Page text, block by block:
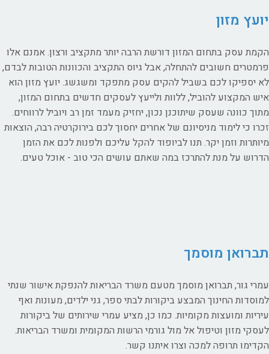
יועץ מזון
הקמת עסק בתחום המזון דורשת הרבה יותר מתקציב ורצון. אמנם אלו
פרמטרים חשובים להתחלה, אבל גיוס התקציב והכוונות הטובות לבדם,
לא יספיקו לכם בשביל להקים עסק מתפקד ומשגשג. יועץ מזון הוא
איש המקצוע להוביל, ללוות ולייעץ לעסקים חדשים בתחום המזון,
מתוך כוונה שעסק שיתוכנן נכון, יחזיק מעמד זמן רב ויוביל לרווחים.
זכרו כי לימוד מניסיונם של אחרים יחסוך לכם בירוקרטיה רבה, הוצאות
מיותרות וזמן יקר. תנו לביופוד להקל עליכם ולפנות לכם את הזמן
הדרוש על מנת להתרכז במה שאתם עושים הכי טוב - אוכל טעים.
תברואן מוסמך
עמרי גור, תברואן מוסמך מטעם משרד הבריאות להנפקת אישור שנתי
למוסדות החינוך המבצע ביקורות לבתי ספר, גני ילדים, מעונות ואף
עיריות ומועצות מקומיות. כמו כן, מציע עמרי שירותים של ביקורות
לעסקי מזון וטיפול אל מול גורמי הרשות המקומית ומשרד הבריאות.
הקדימו תרופה למכה וצרו איתנו קשר.